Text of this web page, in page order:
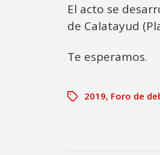
El acto se
de Calatayud
Te esperamos.
2019, Foro de